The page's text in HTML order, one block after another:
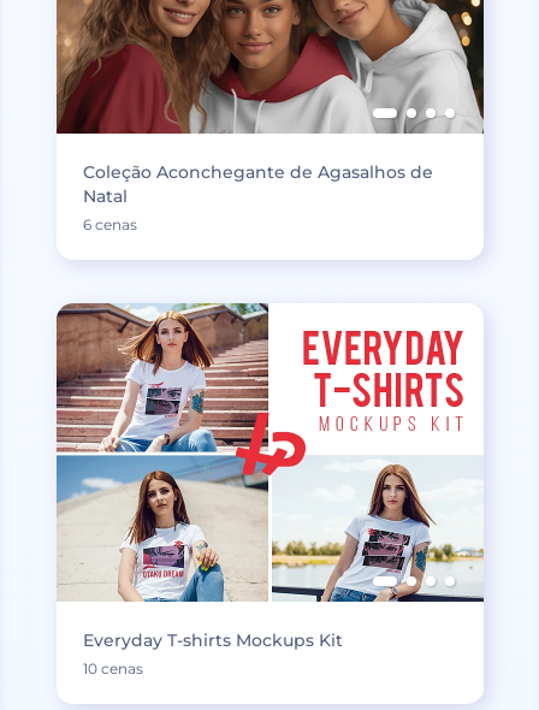
Coleção Aconchegante de Agasalhos de
Natal
6 cenas
Everyday T-shirts Mockups Kit
10 cenas